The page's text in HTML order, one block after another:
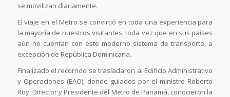
se movilizan diariamente.
El viaje en el Metro se convirtió en toda una experiencia para
la mayoría de nuestros visitantes, toda vez que en sus países
aún no cuentan con este moderno sistema de transporte, a
excepción de República Dominicana.
Finalizado el recorrido se trasladaron al Edificio Administrativo
y Operaciones (EAO), donde guiados por el ministro Roberto
Roy, Director y Presidente del Metro de Panamá, conocieron la